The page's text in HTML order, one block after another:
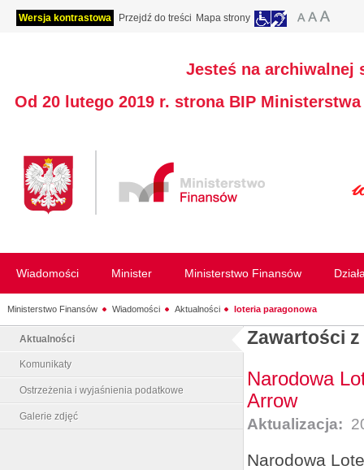
Wersja kontrastowa Przejdź do treści Mapa strony
Jesteś na archiwalnej
Od 20 lutego 2019 r. strona BIP
Wiadomości Minister Ministerstwo Finansów
Ministerstwo Finansów Wiadomości Aktualności loteria paragonowa
Aktualności
Komunikaty
Ostrzeżenia i wyjaśnienia podatkowe
Galerie zdjęć
Zawartości
Narodowa
Arrow
Aktualizacja:
Narodowa